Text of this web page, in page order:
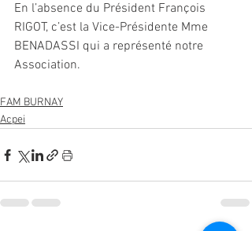
En l’absence du Président François
RIGOT, c’est la Vice-Présidente Mme
BENADASSI qui a représenté notre
Association.
FAM BURNAY
Acpei